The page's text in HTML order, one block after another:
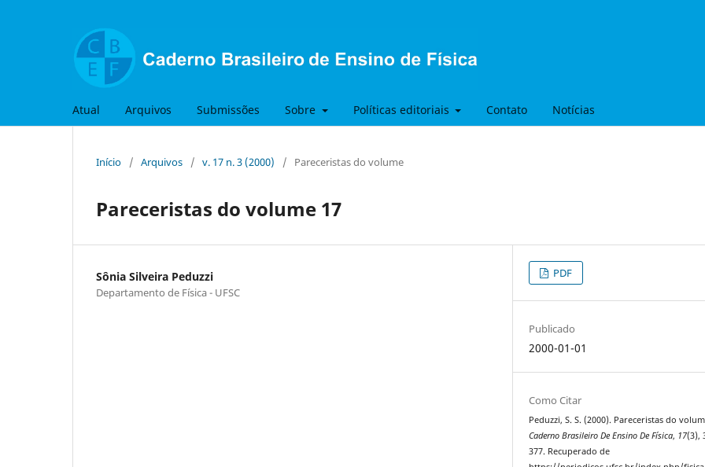
Atual Arquivos Submissões Sobre Políticas editoriais Contato Notícias
Início / Arquivos / v. 17 n. 3 (2000) / Pareceristas do volume
Pareceristas do volume 17
Sônia Silveira Peduzzi
Departamento de Física - UFSC
PDF
Publicado
2000-01-01
Como Citar
Peduzzi, S. S. (2000). Pareceristas do
Caderno Brasileiro De Ensino De Física, 17(3),
377. Recuperado de